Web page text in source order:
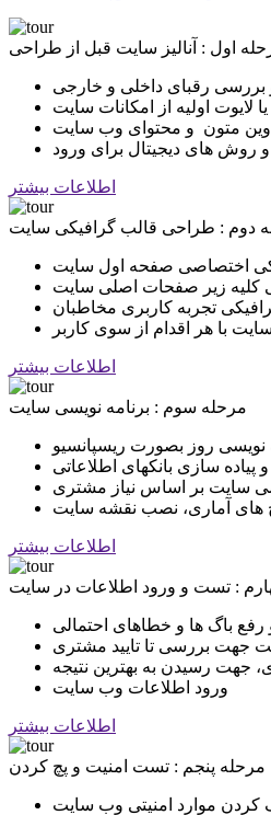
اول : آنالیز سایت قبل از طراحی
رقبای داخلی و خارجی
لایوت اولیه از امکانات سایت
متون و محتوای وب سایت
روش های دیجیتال برای ورود
اطلاعات بیشتر
دوم : طراحی قالب گرافیکی سایت
اختصاصی صفحه اول سایت
کلیه زیر صفحات اصلی سایت
تجربه کاربری مخاطبان
با هر اقدام از سوی کاربر
اطلاعات بیشتر
مرحله سوم : برنامه نویسی سایت
روز بصورت ریسپانسیو
پیاده سازی بانکهای اطلاعاتی
سایت بر اساس نیاز مشتری
اطلاعات بیشتر
: تست و ورود اطلاعات در سایت
باگ ها و خطاهای احتمالی
جهت بررسی تا تایید مشتری
جهت رسیدن به بهترین نتیجه
ورود اطلاعات وب سایت
اطلاعات بیشتر
مرحله پنجم : تست امنیت و پچ کردن
کردن موارد امنیتی وب سایت